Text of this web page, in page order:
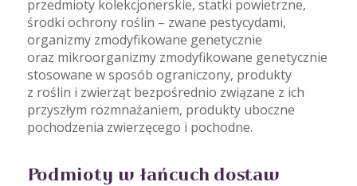
przedmioty kolekcjonerskie, statki powietrzne,
środki ochrony roślin – zwane pestycydami,
organizmy zmodyfikowane genetycznie
oraz mikroorganizmy zmodyfikowane genetycznie
stosowane w sposób ograniczony, produkty
z roślin i zwierząt bezpośrednio związane z ich
przyszłym rozmnażaniem, produkty uboczne
pochodzenia zwierzęcego i pochodne.
Podmioty w łańcuch dostaw